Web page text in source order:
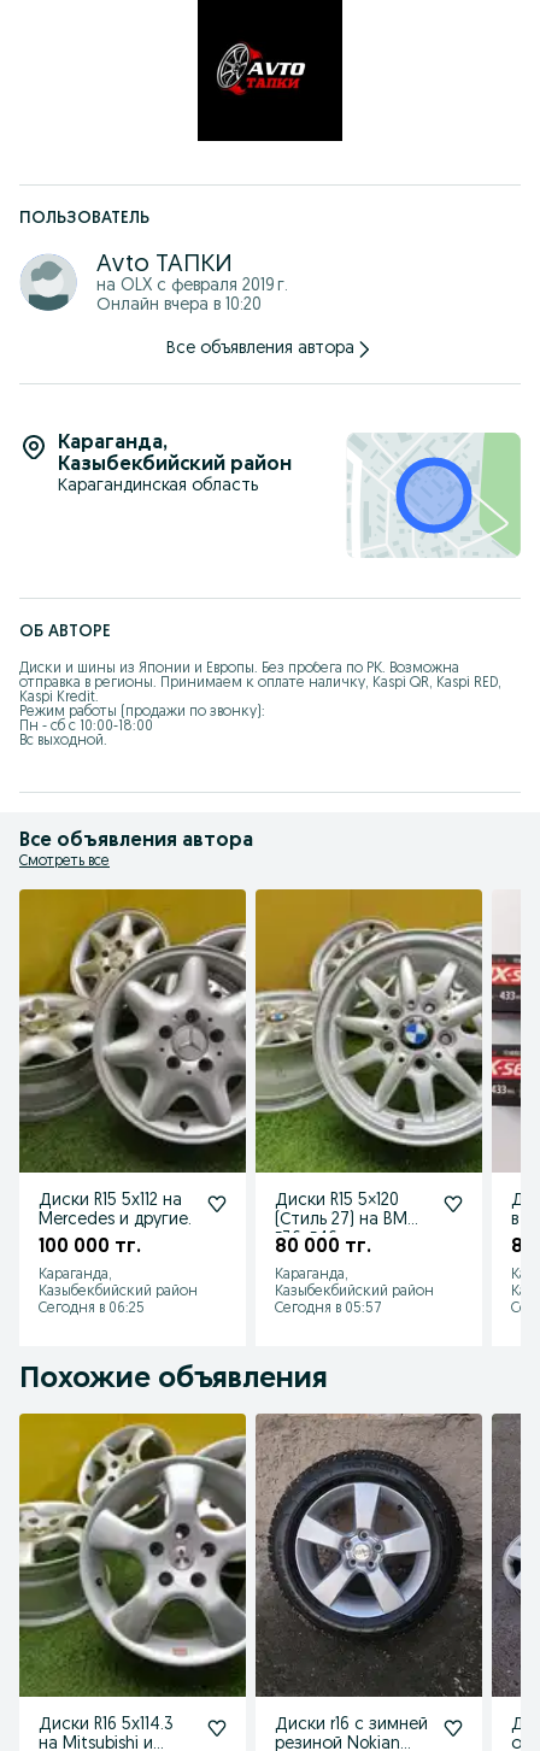
ПОЛЬЗОВАТЕЛЬ
Аvto ТАПКИ
на OLX с февраля 2019 г.
Онлайн вчера в 10:20
Все объявления автора
Караганда,
Казыбекбийский район
Карагандинская область
ОБ АВТОРЕ
Диски и шины из Японии и Европы. Без пробега по РК. Возможна
отправка в регионы. Принимаем к оплате наличку, Kaspi QR, Kaspi RED,
Kaspi Kredit.
Режим работы (продажи по звонку):
Пн - сб с 10:00-18:00
Вс выходной.
Все объявления автора
Смотреть все
Диски R15 5x112 на
Mercedes и другие.
100 000 тг.
Караганда,
Казыбекбийский район
Сегодня в 06:25
Диски R15 5×120
(Стиль 27) на BMW
Е36, Е46
80 000 тг.
Караганда,
Казыбекбийский район
Сегодня в 05:57
в
8
Похожие объявления
Диски R16 5x114.3
на Mitsubishi и
Диски r16 с зимней
резиной Nokian